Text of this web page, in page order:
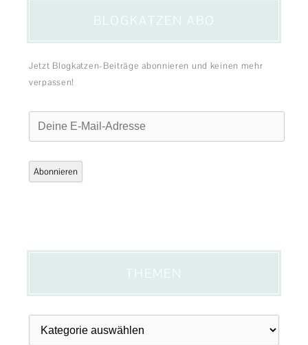
BLOGKATZEN ABO
Jetzt Blogkatzen-Beiträge abonnieren und keinen mehr
verpassen!
Deine
Adresse
Abonnieren
THEMEN
Themen